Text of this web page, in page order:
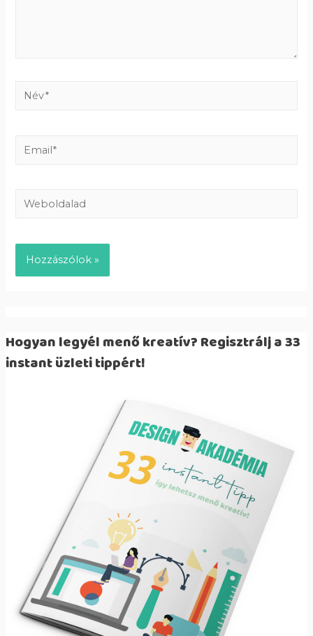
Hogyan legyél menő kreatív? Regisztrálj a 33
instant üzleti tippért!